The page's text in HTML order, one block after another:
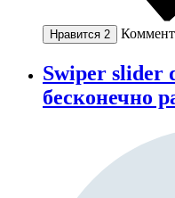
Нравится 2
Swiper slider
бесконечно